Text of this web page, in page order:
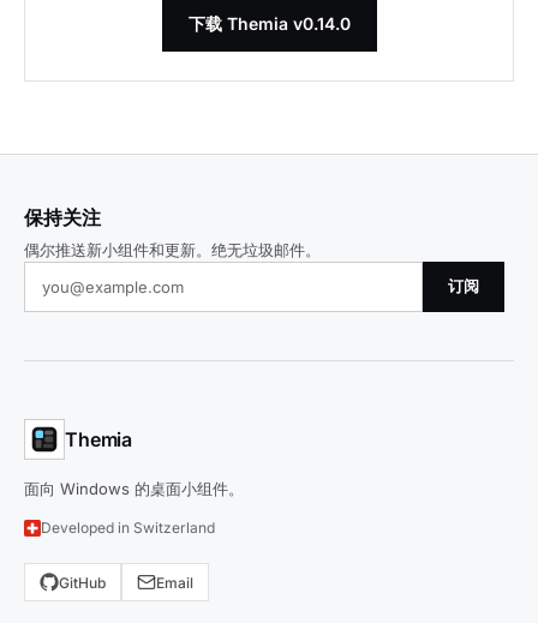
下载 Themia v0.14.0
保持关注
偶尔推送新小组件和更新。绝无垃圾邮件。
订阅
Themia
面向 Windows 的桌面小组件。
Developed in Switzerland
GitHub Email